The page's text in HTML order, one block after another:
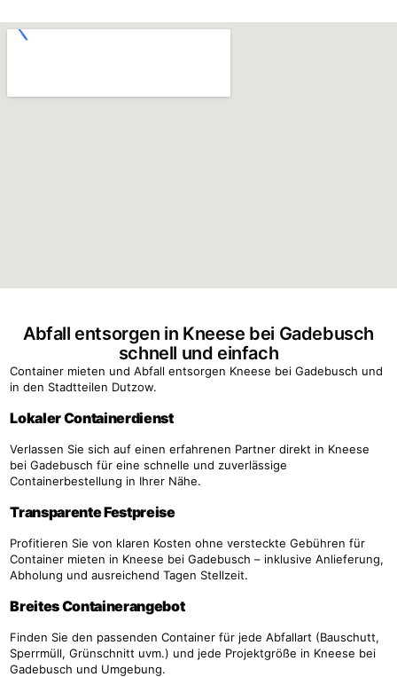
Abfall entsorgen in Kneese bei Gadebusch
schnell und einfach
Container mieten und Abfall entsorgen Kneese bei Gadebusch und
in den Stadtteilen Dutzow.
Lokaler Containerdienst
Verlassen Sie sich auf einen erfahrenen Partner direkt in Kneese
bei Gadebusch für eine schnelle und zuverlässige
Containerbestellung in Ihrer Nähe.
Transparente Festpreise
Profitieren Sie von klaren Kosten ohne versteckte Gebühren für
Container mieten in Kneese bei Gadebusch – inklusive Anlieferung,
Abholung und ausreichend Tagen Stellzeit.
Breites Containerangebot
Finden Sie den passenden Container für jede Abfallart (Bauschutt,
Sperrmüll, Grünschnitt uvm.) und jede Projektgröße in Kneese bei
Gadebusch und Umgebung.